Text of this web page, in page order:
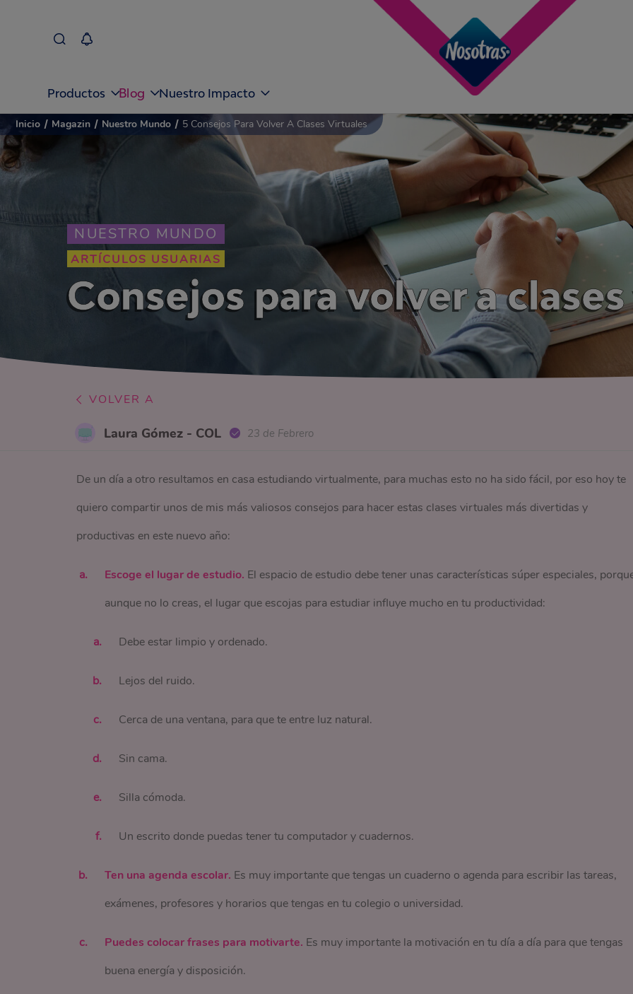
Productos Blog Nuestro Impacto
NUESTRO MUNDO
ARTÍCULOS USUARIAS
Consejos para volver a
Inicio / Magazin / Nuestro Mundo / 5 Consejos Para Volver A Clases Virtuales
VOLVER A
Laura Gómez - COL 23 de Febrero
De un día a otro resultamos en casa estudiando virtualmente, para muchas esto no ha sido fácil, por eso hoy te
quiero compartir unos de mis más valiosos consejos para hacer estas clases virtuales más divertidas y
productivas en este nuevo año:
Escoge el lugar de estudio. El espacio de estudio debe tener unas características súper especiales,
aunque no lo creas, el lugar que escojas para estudiar influye mucho en tu productividad:
Debe estar limpio y ordenado.
Lejos del ruido.
Cerca de una ventana, para que te entre luz natural.
Sin cama.
Silla cómoda.
Un escrito donde puedas tener tu computador y cuadernos.
Ten una agenda escolar. Es muy importante que tengas un cuaderno o agenda para escribir las tareas,
exámenes, profesores y horarios que tengas en tu colegio o universidad.
Puedes colocar frases para motivarte. Es muy importante la motivación en tu día a día para que tengas
buena energía y disposición.